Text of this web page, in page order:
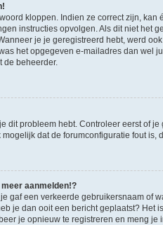
kloppen. Indien ze correct zijn,
instructies opvolgen. Als dit niet
je je geregistreerd hebt, werd
het opgegeven e-mailadres dan wel
de beheerder.
dit probleem hebt. Controleer eerst of
dat de forumconfiguratie fout is,
aanmelden!?
gaf een verkeerde gebruikersnaam of
je dan ooit een bericht geplaatst?
je opnieuw te registreren en meng je